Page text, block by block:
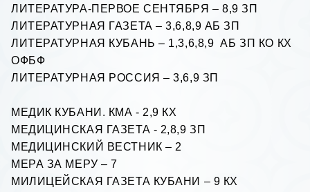
ЛИТЕРАТУРА-ПЕРВОЕ СЕНТЯБРЯ – 8,9 ЗП
ЛИТЕРАТУРНАЯ ГАЗЕТА – 3,6,8,9 АБ ЗП
ЛИТЕРАТУРНАЯ КУБАНЬ – 1,3,6,8,9 АБ ЗП КО КХ
ОФБФ
ЛИТЕРАТУРНАЯ РОССИЯ – 3,6,9 ЗП
МЕДИК КУБАНИ. КМА - 2,9 КХ
МЕДИЦИНСКАЯ ГАЗЕТА - 2,8,9 ЗП
МЕДИЦИНСКИЙ ВЕСТНИК – 2
МЕРА ЗА МЕРУ – 7
МИЛИЦЕЙСКАЯ ГАЗЕТА КУБАНИ – 9 КХ